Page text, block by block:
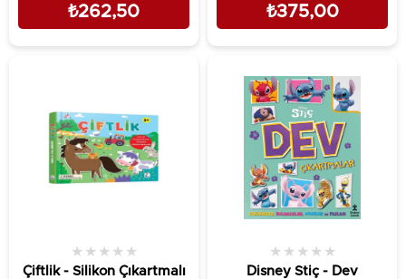
₺262,50 ₺375,00
Çiftlik - Silikon Çıkartmalı
★ ★ ★ ★ ★
Disney Stiç - Dev
★ ★ ★ ★ ★